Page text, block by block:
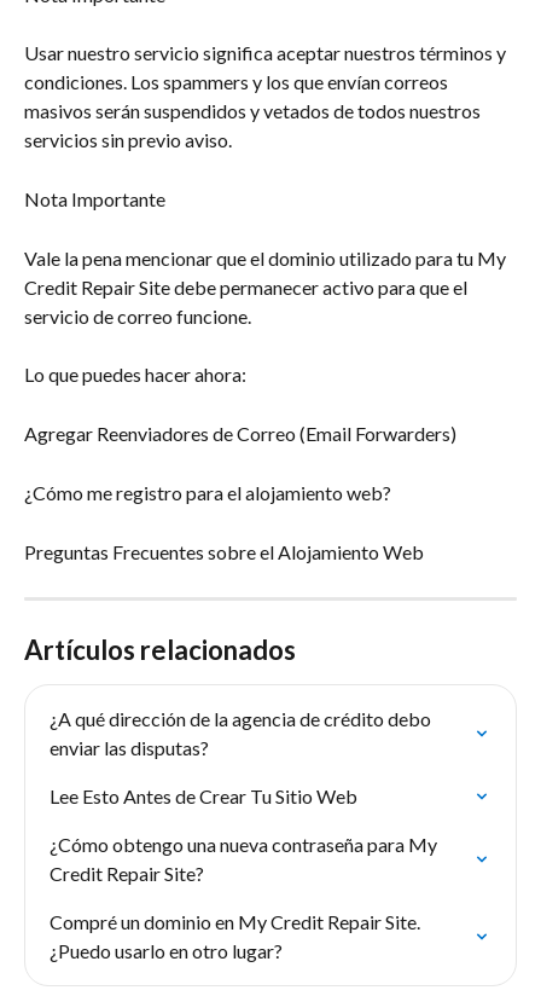
Usar nuestro servicio significa aceptar nuestros términos y
condiciones. Los spammers y los que envían correos
masivos serán suspendidos y vetados de todos nuestros
servicios sin previo aviso.
Nota Importante
Vale la pena mencionar que el dominio utilizado para tu My
Credit Repair Site debe permanecer activo para que el
servicio de correo funcione.
Lo que puedes hacer ahora:
Agregar Reenviadores de Correo (Email Forwarders)
¿Cómo me registro para el alojamiento web?
Preguntas Frecuentes sobre el Alojamiento Web
Artículos relacionados
¿A qué dirección de la agencia de crédito debo
enviar las disputas?
Lee Esto Antes de Crear Tu Sitio Web
¿Cómo obtengo una nueva contraseña para My
Credit Repair Site?
Compré un dominio en My Credit Repair Site.
¿Puedo usarlo en otro lugar?